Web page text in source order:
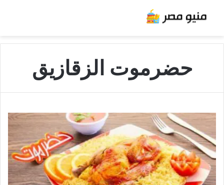
حضرموت الزقازيق